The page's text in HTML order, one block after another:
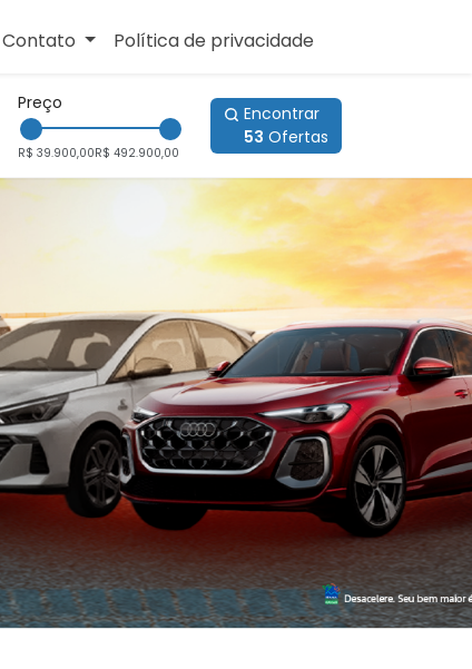
Contato Política de privacidade
Preço
R$ 39.900,00R$ 492.900,00
Encontrar
53 Ofertas